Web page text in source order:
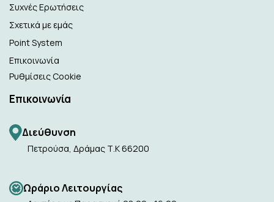
Συχνές Ερωτήσεις
Σχετικά με εμάς
Point System
Επικοινωνία
Ρυθμίσεις Cookie
Επικοινωνία
Διεύθυνση
Πετρούσα, Δράμας Τ.Κ 66200
Ωράριο Λειτουργίας